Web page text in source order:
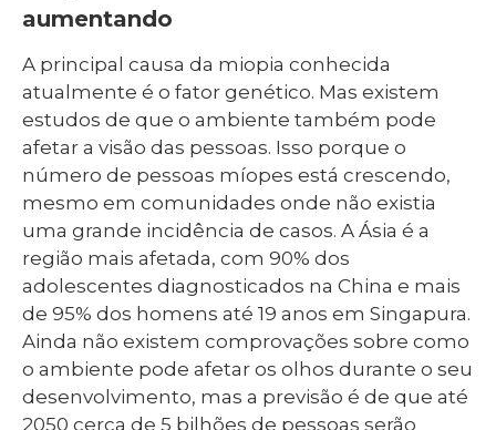
aumentando
A principal causa da miopia conhecida
atualmente é o fator genético. Mas existem
estudos de que o ambiente também pode
afetar a visão das pessoas. Isso porque o
número de pessoas míopes está crescendo,
mesmo em comunidades onde não existia
uma grande incidência de casos. A Ásia é a
região mais afetada, com 90% dos
adolescentes diagnosticados na China e mais
de 95% dos homens até 19 anos em Singapura.
Ainda não existem comprovações sobre como
o ambiente pode afetar os olhos durante o seu
desenvolvimento, mas a previsão é de que até
2050 cerca de 5 bilhões de pessoas serão